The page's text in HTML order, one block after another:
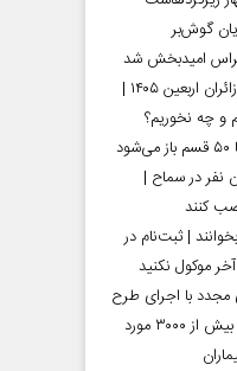
گوش‌بر
امیدبخش شد
توصیه‌های تغذیه‌ای برای زائران اربعین ۱۴۰۵ |
و چه نخوریم؟
نفر در سماح |
کنند
متقاضیان ارز اربعین ۱۴۰۵ بخوانند | ثبت‌نام در
موکول نکنید
مجدد با اجرای طرح
«پرستار پیگیر» | شناسایی بیش از ۳۰۰۰ مورد